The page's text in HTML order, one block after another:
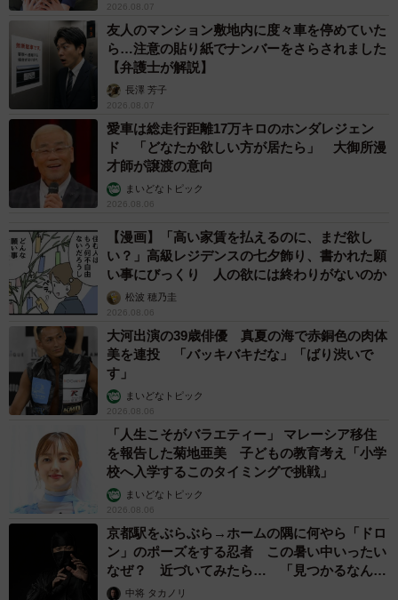
2026.08.07
友人のマンション敷地内に度々車を停めていた
ら…注意の貼り紙でナンバーをさらされました
【弁護士が解説】
長澤 芳子
2026.08.07
愛車は総走行距離17万キロのホンダレジェン
ド 「どなたか欲しい方が居たら」 大御所漫
才師が譲渡の意向
まいどなトピック
2026.08.06
【漫画】「高い家賃を払えるのに、まだ欲し
い？」高級レジデンスの七夕飾り、書かれた願
い事にびっくり 人の欲には終わりがないのか
松波 穂乃圭
2026.08.06
大河出演の39歳俳優 真夏の海で赤銅色の肉体
美を連投 「バッキバキだな」「ばり渋いで
す」
まいどなトピック
2026.08.06
「人生こそがバラエティー」 マレーシア移住
を報告した菊地亜美 子どもの教育考え「小学
校へ入学するこのタイミングで挑戦」
まいどなトピック
2026.08.06
京都駅をぶらぶら→ホームの隅に何やら「ドロ
ン」のポーズをする忍者 この暑い中いったい
なぜ？ 近づいてみたら… 「見つかるなんて
未熟」中将 タカノリ